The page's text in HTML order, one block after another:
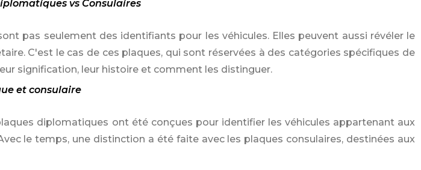
vs Consulaires
pas seulement des identifiants pour les véhicules. Elles peuvent aussi révéler le
C'est le cas de ces plaques, qui sont réservées à des catégories spécifiques de
signification, leur histoire et comment les distinguer.
et consulaire
diplomatiques ont été conçues pour identifier les véhicules appartenant aux
le temps, une distinction a été faite avec les plaques consulaires, destinées aux